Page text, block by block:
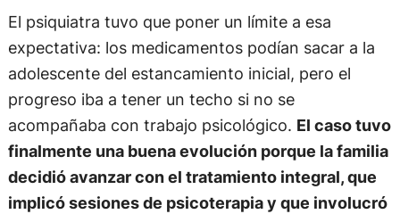
El psiquiatra tuvo que poner un límite a esa
expectativa: los medicamentos podían sacar a la
adolescente del estancamiento inicial, pero el
progreso iba a tener un techo si no se
acompañaba con trabajo psicológico. El caso tuvo
finalmente una buena evolución porque la familia
decidió avanzar con el tratamiento integral, que
implicó sesiones de psicoterapia y que involucró